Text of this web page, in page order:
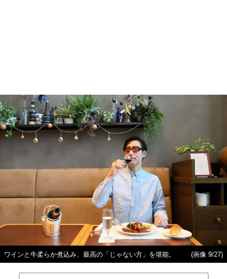
ワインと牛柔らか煮込み、最高の「じゃない方」を堪能。 (画像 9/27)